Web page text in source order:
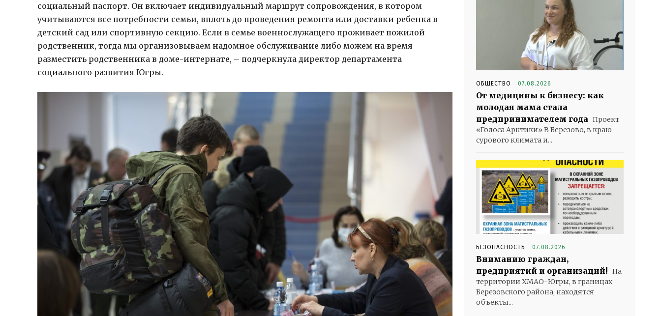
социальный паспорт. Он включает индивидуальный маршрут сопровождения, в котором
учитываются все потребности семьи, вплоть до проведения ремонта или доставки ребенка в
детский сад или спортивную секцию. Если в семье военнослужащего проживает пожилой
родственник, тогда мы организовываем надомное обслуживание либо можем на время
разместить родственника в доме-интернате, – подчеркнула директор департамента
социального развития Югры.
ОБЩЕСТВО 07.08.2026
От медицины к бизнесу: как
молодая мама стала
предпринимателем года Проект
«Голоса Арктики» В Березово, в краю
сурового климата и...
БЕЗОПАСНОСТЬ 07.08.2026
Вниманию граждан,
предприятий и организаций! На
территории ХМАО-Югры, в границах
Березовского района, находятся
объекты...